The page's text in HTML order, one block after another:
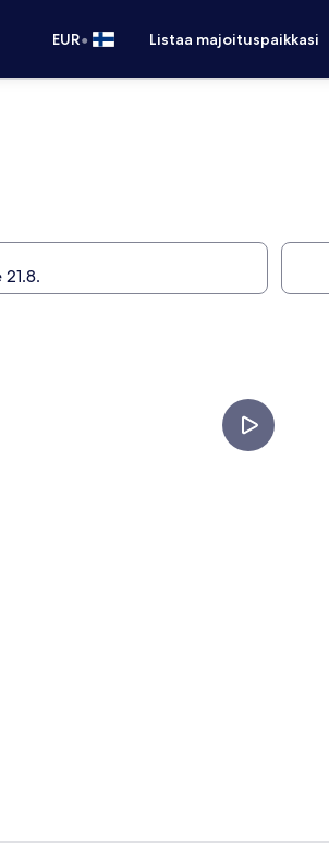
EUR• Listaa majoituspaikkasi